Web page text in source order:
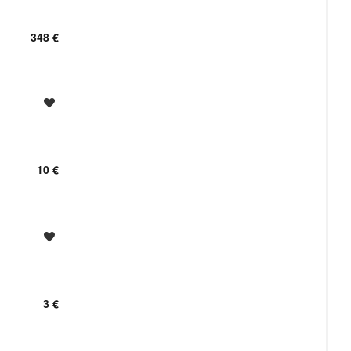
348 €
10 €
3 €